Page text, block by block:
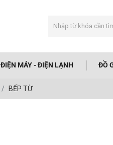
ĐIỆN MÁY - ĐIỆN LẠNH ĐỒ
BẾP TỪ